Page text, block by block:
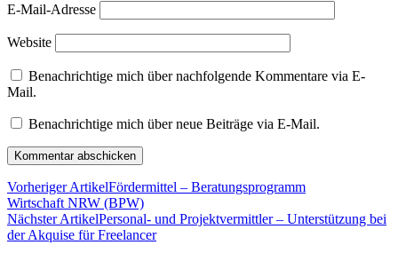
E-Mail-Adresse
Website
Benachrichtige mich über nachfolgende Kommentare via E-
Mail.
Benachrichtige mich über neue Beiträge via E-Mail.
Vorheriger ArtikelFördermittel – Beratungsprogramm
Wirtschaft NRW (BPW)
Nächster ArtikelPersonal- und Projektvermittler – Unterstützung bei
der Akquise für Freelancer